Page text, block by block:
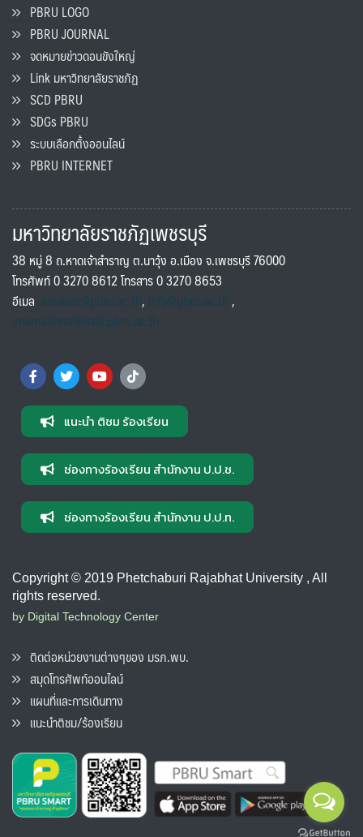
PBRU LOGO
PBRU JOURNAL
จดหมายข่าวดอนขังใหญ่
Link มหาวิทยาลัยราชภัฏ
SCD PBRU
SDGs PBRU
ระบบเลือกตั้งออนไลน์
PBRU INTERNET
มหาวิทยาลัยราชภัฏเพชรบุรี
38 หมู่ 8 ถ.หาดเจ้าสำราญ ต.นาวุ้ง อ.เมือง จ.เพชรบุรี 76000
โทรศัพท์ 0 3270 8612 โทรสาร 0 3270 8653
อีเมล saraban@pbru.ac.th, info@pbru.ac.th,
international@mail.pbru.ac.th
แนะนำ ติชม ร้องเรียน
ช่องทางร้องเรียน สำนักงาน ป.ป.ช.
ช่องทางร้องเรียน สำนักงาน ป.ป.ท.
Copyright © 2019 Phetchaburi Rajabhat University , All
rights reserved.
by Digital Technology Center
ติดต่อหน่วยงานต่างๆของ มรภ.พบ.
สมุดโทรศัพท์ออนไลน์
แผนที่และการเดินทาง
แนะนำติชม/ร้องเรียน